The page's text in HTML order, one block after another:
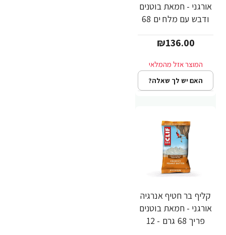
אורגני - חמאת בוטנים
ודבש עם מלח ים 68
מבית CLIF Bar
₪136.00
האם יש לך שאלה?
קליף בר חטיף אנרגיה
אורגני - חמאת בוטנים
פריך 68 גרם - 12